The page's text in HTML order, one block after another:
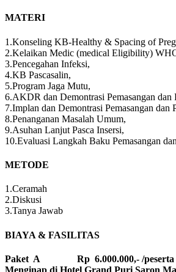
MATERI
1.Konseling KB-Healthy & Spacing of
2.Kelaikan Medic (medical Eligibility)
3.Pencegahan Infeksi,
4.KB Pascasalin,
5.Program Jaga Mutu,
6.AKDR dan Demontrasi Pemasangan dan
7.Implan dan Demontrasi Pemasangan dan
8.Penanganan Masalah Umum,
9.Asuhan Lanjut Pasca Insersi,
10.Evaluasi Langkah Baku Pemasangan
METODE
1.Ceramah
2.Diskusi
3.Tanya Jawab
BIAYA & FASILITAS
Paket A Rp 6.000.000,- /peserta
Menginap di Hotel Grand Puri Saron